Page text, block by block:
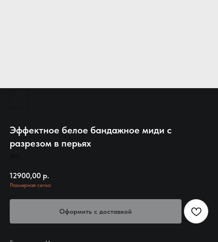
Эффектное белое бандажное миди с
разрезом в перьях
SKU:
12900,00 р.
Размерная сетка
Оформить с доставкой